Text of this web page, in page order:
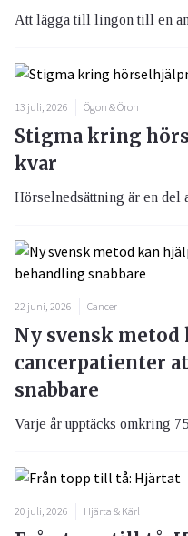
Att lägga till lingon till en
13 juli, 2026 Ögon & Öron
Stigma kring
kvar
Hörselnedsättning är en del
22 juni, 2026 Cancer
Ny svensk metod
cancerpatienter
snabbare
Varje år upptäcks omkring
20 juli, 2026 Hjärta & Kärl